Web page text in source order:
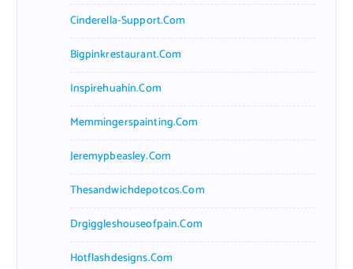
Cinderella-Support.com
Bigpinkrestaurant.com
Inspirehuahin.com
Memmingerspainting.com
Jeremypbeasley.com
Thesandwichdepotcos.com
Drgiggleshouseofpain.com
Hotflashdesigns.com